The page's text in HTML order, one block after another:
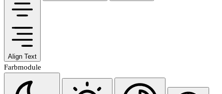
Align Text
Farbmodule